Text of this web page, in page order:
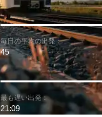
毎日の平均の出発：
45
最も遅い出発：
21:09